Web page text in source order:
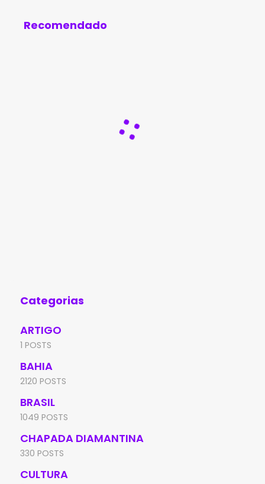
Recomendado
Categorias
ARTIGO
1 POSTS
BAHIA
2120 POSTS
BRASIL
1049 POSTS
CHAPADA DIAMANTINA
330 POSTS
CULTURA